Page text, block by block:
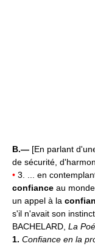
B.— [En parlant
de sécurité,
• 3. ... en
confiance au
un appel à la
s'il n'avait son
BACHELARD, La
1. Confiance en la